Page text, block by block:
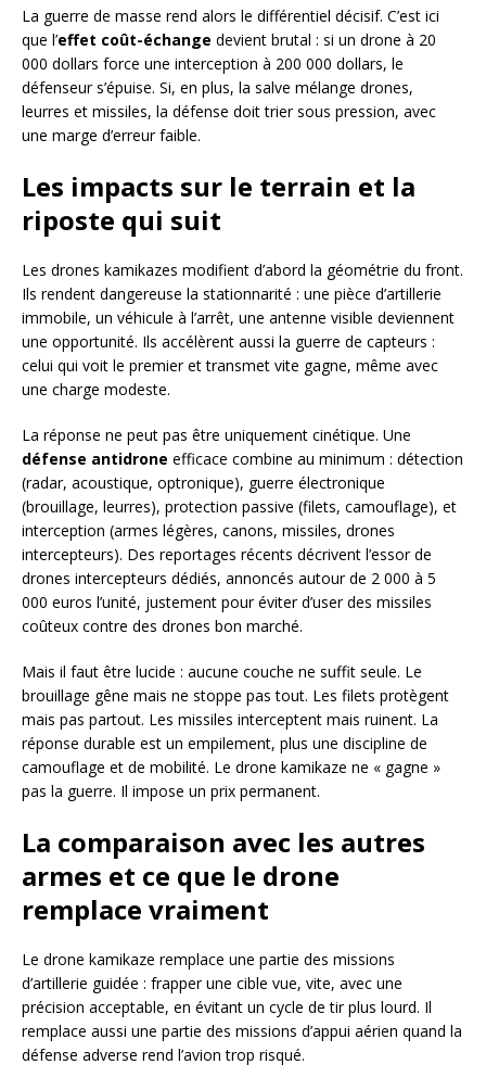
La guerre de masse rend alors le différentiel décisif. C’est ici
que l’effet coût-échange devient brutal : si un drone à 20
000 dollars force une interception à 200 000 dollars, le
défenseur s’épuise. Si, en plus, la salve mélange drones,
leurres et missiles, la défense doit trier sous pression, avec
une marge d’erreur faible.
Les impacts sur le terrain et la
riposte qui suit
Les drones kamikazes modifient d’abord la géométrie du front.
Ils rendent dangereuse la stationnarité : une pièce d’artillerie
immobile, un véhicule à l’arrêt, une antenne visible deviennent
une opportunité. Ils accélèrent aussi la guerre de capteurs :
celui qui voit le premier et transmet vite gagne, même avec
une charge modeste.
La réponse ne peut pas être uniquement cinétique. Une
défense antidrone efficace combine au minimum : détection
(radar, acoustique, optronique), guerre électronique
(brouillage, leurres), protection passive (filets, camouflage), et
interception (armes légères, canons, missiles, drones
intercepteurs). Des reportages récents décrivent l’essor de
drones intercepteurs dédiés, annoncés autour de 2 000 à 5
000 euros l’unité, justement pour éviter d’user des missiles
coûteux contre des drones bon marché.
Mais il faut être lucide : aucune couche ne suffit seule. Le
brouillage gêne mais ne stoppe pas tout. Les filets protègent
mais pas partout. Les missiles interceptent mais ruinent. La
réponse durable est un empilement, plus une discipline de
camouflage et de mobilité. Le drone kamikaze ne « gagne »
pas la guerre. Il impose un prix permanent.
La comparaison avec les autres
armes et ce que le drone
remplace vraiment
Le drone kamikaze remplace une partie des missions
d’artillerie guidée : frapper une cible vue, vite, avec une
précision acceptable, en évitant un cycle de tir plus lourd. Il
remplace aussi une partie des missions d’appui aérien quand la
défense adverse rend l’avion trop risqué.